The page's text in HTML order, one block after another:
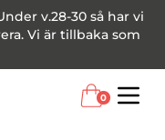
v.28-30 så har vi
Vi är tillbaka som
0